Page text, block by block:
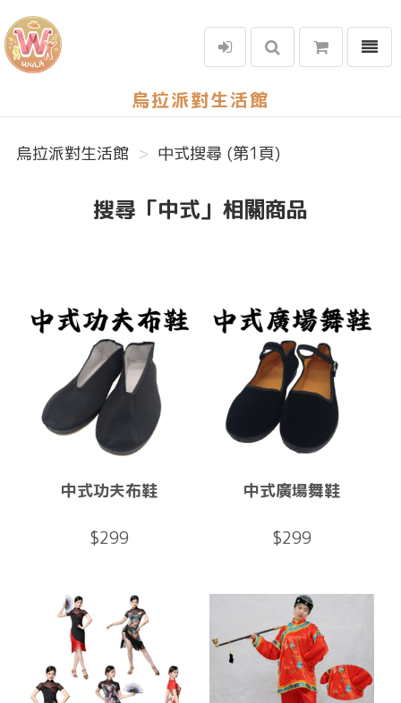
烏拉派對生活館
選單
烏拉派對生活館 中式搜尋 (第1頁)
搜尋「中式」相關商品
中式功夫布鞋
$299
中式廣場舞鞋
$299